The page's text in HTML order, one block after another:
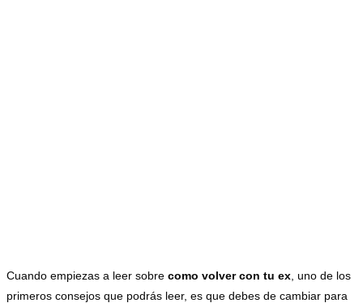
Cuando empiezas a leer sobre como volver con tu ex , uno de los
primeros consejos que podrás leer, es que debes de cambiar para